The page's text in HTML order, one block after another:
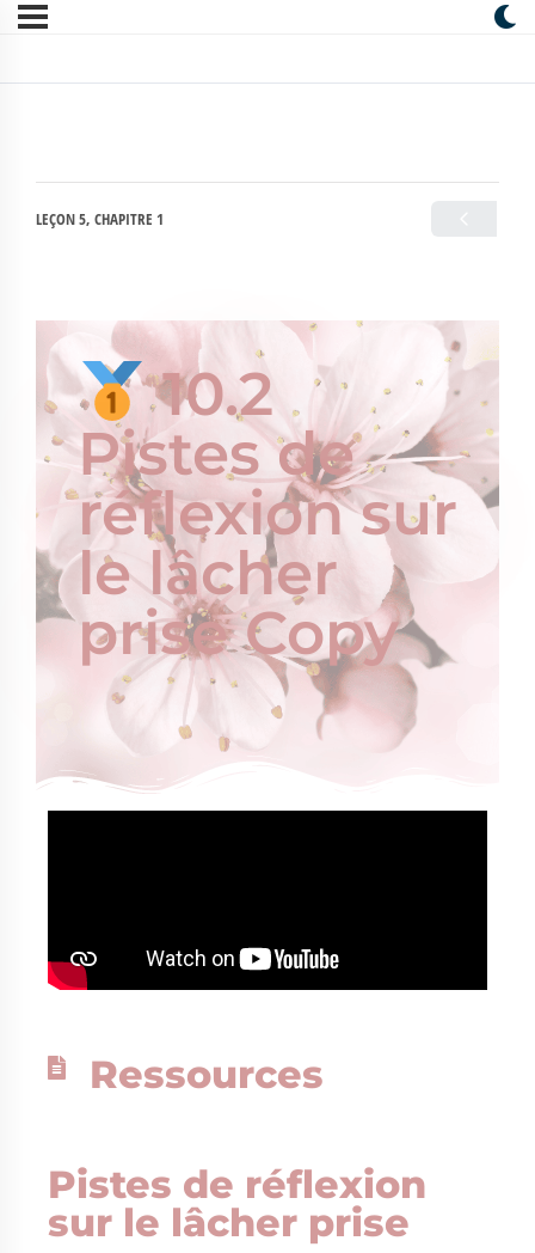
LEÇON 5, CHAPITRE 1
10.2
Pistes de
réflexion sur
le lâcher
prise Copy
Ressources
Pistes de réflexion
sur le lâcher prise